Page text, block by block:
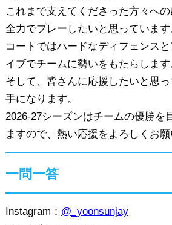
これまで支えてくださった方々へ
全力でプレーしたいと思っています
コートではハードなディフェンス
イブでチームに勢いをもたらします
そして、皆さんに応援したいと思
手になります。
2026-27シーズンはチームの優勝を
ますので、熱い応援をよろしくお願
一問一答
Instagram： @_yoonsunjay